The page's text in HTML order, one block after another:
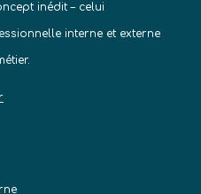
inédit – celui
interne et externe